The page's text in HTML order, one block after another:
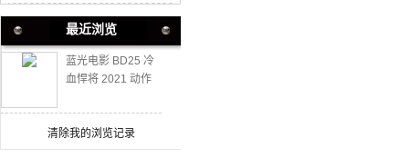
最近浏览
蓝光电影 BD25 冷
血悍将 2021 动作
清除我的浏览记录